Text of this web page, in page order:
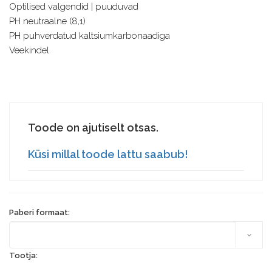
Optilised valgendid | puuduvad
PH neutraalne (8,1)
PH puhverdatud kaltsiumkarbonaadiga
Veekindel
Toode on ajutiselt otsas.
Küsi millal toode lattu saabub!
Paberi formaat:
Tootja: